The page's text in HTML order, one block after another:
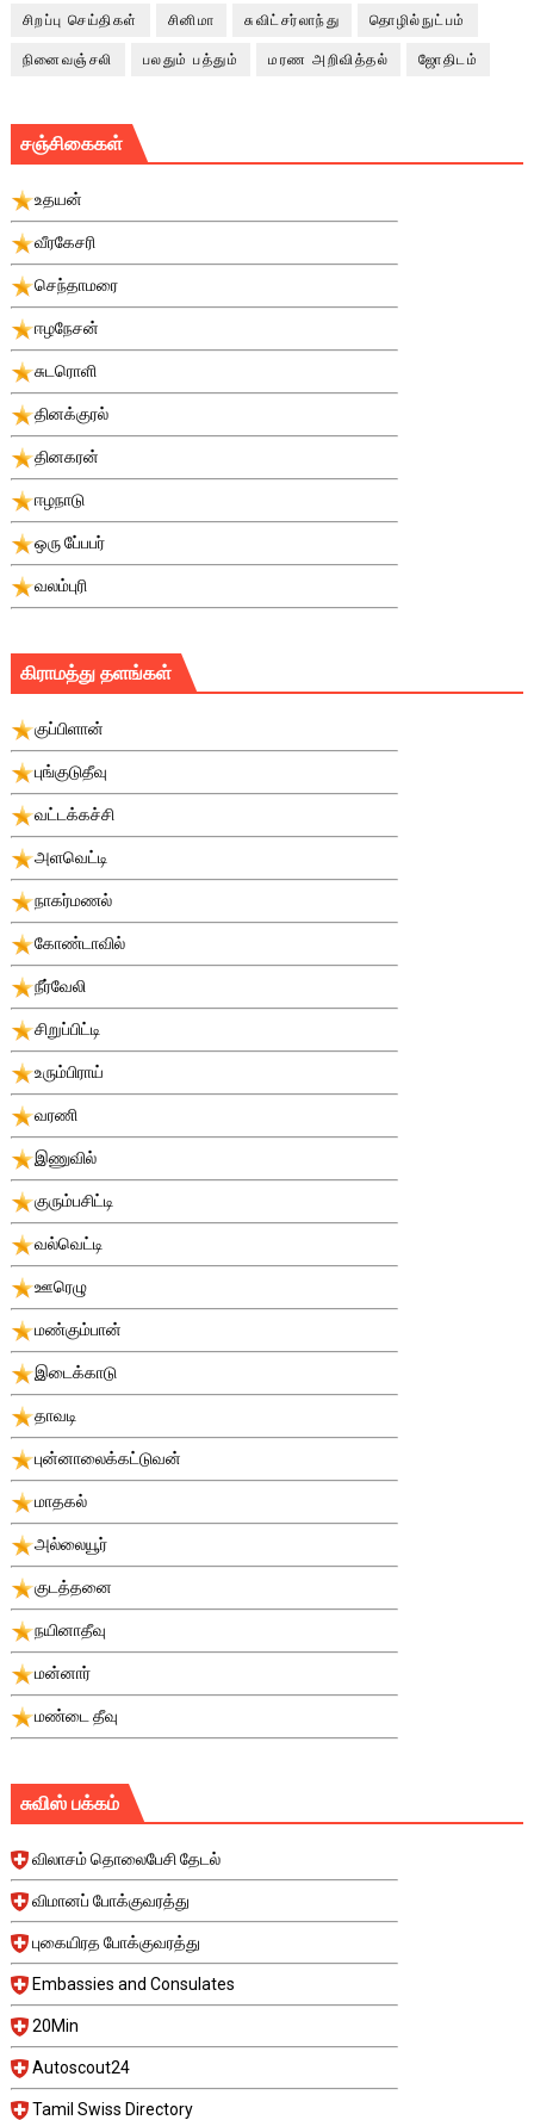
சிறப்பு செய்திகள் சினிமா சுவிட்சர்லாந்து தொழில்நுட்பம்
நினைவஞ்சலி பலதும் பத்தும் மரண அறிவித்தல் ஜோதிடம்
சஞ்சிகைகள்
உதயன்
வீரகேசரி
செந்தாமரை
ஈழநேசன்
சுடரொளி
தினக்குரல்
தினகரன்
ஈழநாடு
ஒரு பே்பபர்
வலம்புரி
கிராமத்து தளங்கள்
குப்பிளான்
புங்குடுதீவு
வட்டக்கச்சி
அளவெட்டி
நாகர்மணல்
கோண்டாவில்
நீர்வேலி
சிறுப்பிட்டி
உரும்பிராய்
வரணி
இணுவில்
குரும்பசிட்டி
வல்வெட்டி
ஊரெழு
மண்கும்பான்
இடைக்காடு
தாவடி
புன்னாலைக்கட்டுவன்
மாதகல்
அல்லையூர்
குடத்தனை
நயினாதீவு
மன்னார்
மண்டை தீவு
சுவிஸ் பக்கம்
விலாசம் தொலைபேசி தேடல்
விமானப் போக்குவரத்து
புகையிரத போக்குவரத்து
Embassies and Consulates
20Min
Autoscout24
Tamil Swiss Directory